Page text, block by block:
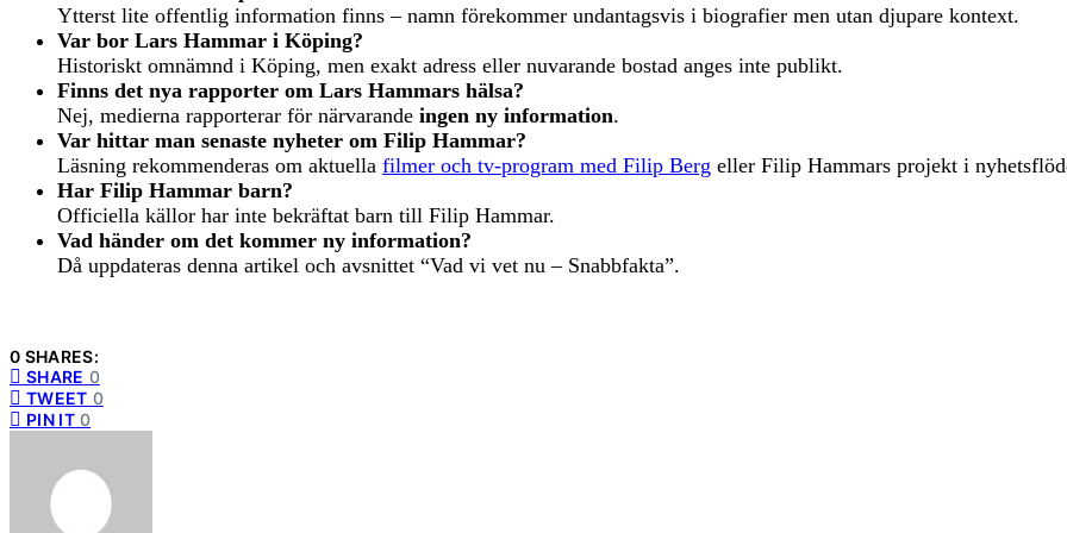
Ytterst lite offentlig information finns – namn förekommer undantagsvis i biografier men utan djupare kontext.
Var bor Lars Hammar i Köping?
Historiskt omnämnd i Köping, men exakt adress eller nuvarande bostad anges inte publikt.
Finns det nya rapporter om Lars Hammars hälsa?
Nej, medierna rapporterar för närvarande ingen ny information.
Var hittar man senaste nyheter om Filip Hammar?
Läsning rekommenderas om aktuella filmer och tv-program med Filip Berg eller Filip Hammars projekt i
Har Filip Hammar barn?
Officiella källor har inte bekräftat barn till Filip Hammar.
Vad händer om det kommer ny information?
Då uppdateras denna artikel och avsnittet “Vad vi vet nu – Snabbfakta”.
0 SHARES:
SHARE 0
TWEET 0
PIN IT 0